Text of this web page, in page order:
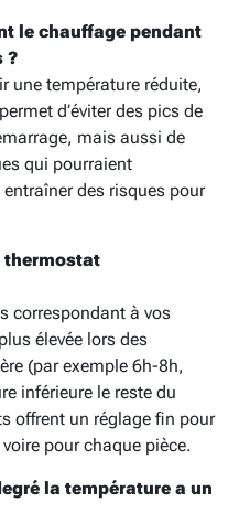
le chauffage pendant
?
une température réduite,
d’éviter des pics de
mais aussi de
qui pourraient
des risques pour
thermostat
correspondant à vos
élevée lors des
(par exemple 6h-8h,
inférieure le reste du
offrent un réglage fin pour
pour chaque pièce.
la température a un